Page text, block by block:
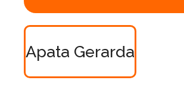
Apata Gerarda